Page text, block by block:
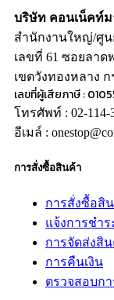
บริษัท คอนเน็คท์ม
สำนักงานใหญ่/ศูน
เลขที่ 61 ซอยลาด
เขตวังทองหลาง
เลขที่ผู้เสียภาษี :
โทรศัพท์ : 02-114-
อีเมล์ :
การสั่งซื้อสินค้า
การสั่งซื้อสิ
แจ้งการชำร
การจัดส่งสิ
การคืนเงิน
ตรวจสอบก